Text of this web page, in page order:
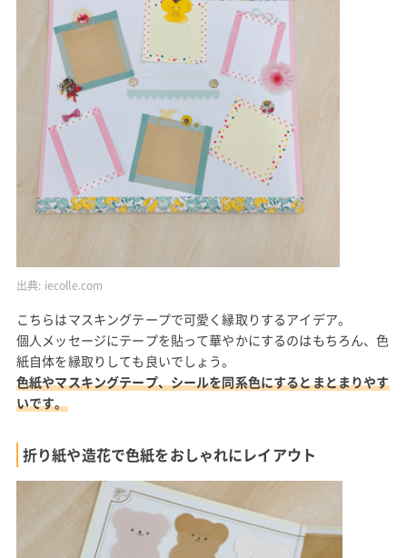
出典: iecolle.com
こちらはマスキングテープで可愛く縁取りするアイデア。
個人メッセージにテープを貼って華やかにするのはもちろん、色
紙自体を縁取りしても良いでしょう。
色紙やマスキングテープ、シールを同系色にするとまとまりやす
いです。
折り紙や造花で色紙をおしゃれにレイアウト